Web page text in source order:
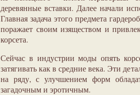
деревянные вставки. Далее начали
Главная задача этого предмета
поражает своим изяществом и
корсета.
Сейчас в индустрии моды опять
затягивать как в средние века. Эти
на ряду, с улучшением форм
загадочным и эротичным.